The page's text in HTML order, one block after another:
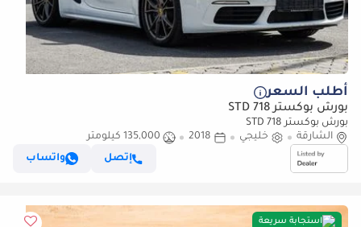
أطلب السعر
بورش بوكستر 718 STD
بورش بوكستر 718 STD
الشارقة
خليجي 2018
135,000 كيلومتر
إتصل
واتساب
استجابة سريعة